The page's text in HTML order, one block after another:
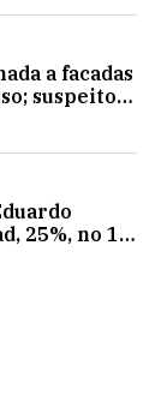
a facadas
suspeito é
25%, no 1º